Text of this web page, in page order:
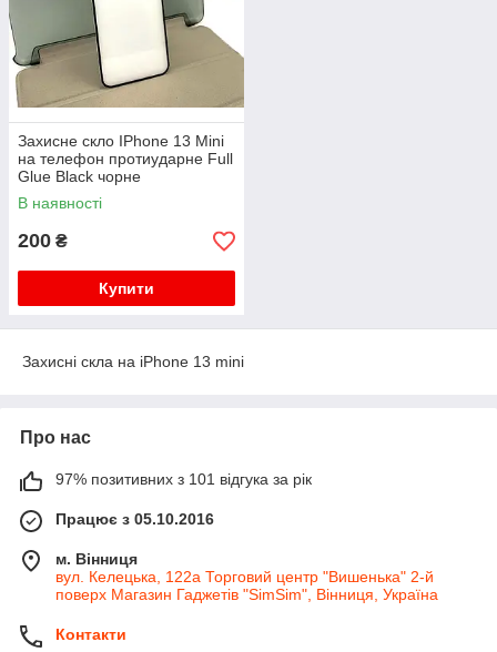
Захисне скло IPhone 13 Mini
на телефон протиударне Full
Glue Black чорне
В наявності
200 ₴
Купити
Захисні скла на iPhone 13 mini
Про нас
97% позитивних з 101 відгука за рік
Працює з 05.10.2016
м. Вінниця
вул. Келецька, 122а Торговий центр "Вишенька" 2-й
поверх Магазин Гаджетів "SimSim", Вінниця, Україна
Контакти